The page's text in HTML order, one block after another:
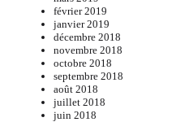
février 2019
janvier 2019
décembre 2018
novembre 2018
octobre 2018
septembre 2018
août 2018
juillet 2018
juin 2018